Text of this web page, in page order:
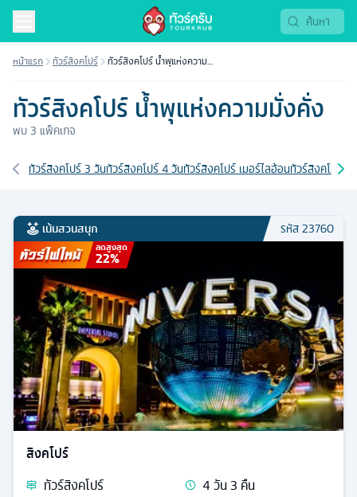
หน้าแรก ทัวร์สิงคโปร์
ทัวร์สิงคโปร์ น้ำพุแห่งความ
ทัวร์สิงคโปร์ น้ำพุแห่งความมั่งคั่ง
พบ3 แพ็คเกจ
เส้นทางที่เกี่ยวข้อง
ทัวร์สิงคโปร์ 3 วันทัวร์สิงคโปร์ 4 วันทัวร์สิงคโปร์ เมอร์ไลอ้อนทัวร์สิงคโปร์ ส
เน้นสวนสนุก รหัส23760
ลดสูงสุด
22%
สิงคโปร์
ทัวร์สิงคโปร์ 4วัน3 คืน